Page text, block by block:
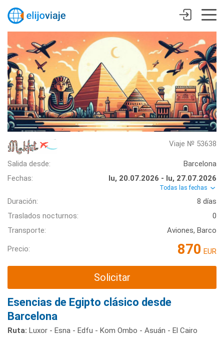
Viaje № 53638
Salida desde:
Barcelona
Fechas:
lu, 20.07.2026 - lu, 27.07.2026
Todas las fechas
Duración:
8 días
Traslados nocturnos:
0
Transporte:
Aviones, Barco
Precio: 870 EUR
Solicitar
Esencias de Egipto clásico desde
Barcelona
Ruta: Luxor - Esna - Edfu - Kom Ombo - Asuán - El Cairo